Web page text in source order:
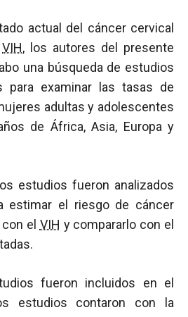
actual del cáncer cervical
VIH, los autores del presente
una búsqueda de estudios
para examinar las tasas de
adultas y adolescentes
de África, Asia, Europa y
estudios fueron analizados
estimar el riesgo de cáncer
el VIH y compararlo con el
fueron incluidos en el
estudios contaron con la